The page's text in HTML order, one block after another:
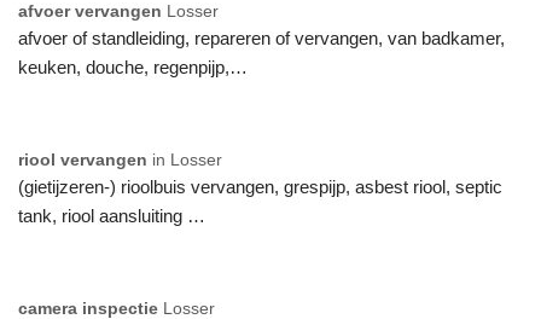
afvoer vervangen Losser
afvoer of standleiding, repareren of vervangen, van badkamer,
keuken, douche, regenpijp,…
riool vervangen in Losser
(gietijzeren-) rioolbuis vervangen, grespijp, asbest riool, septic
tank, riool aansluiting …
camera inspectie Losser